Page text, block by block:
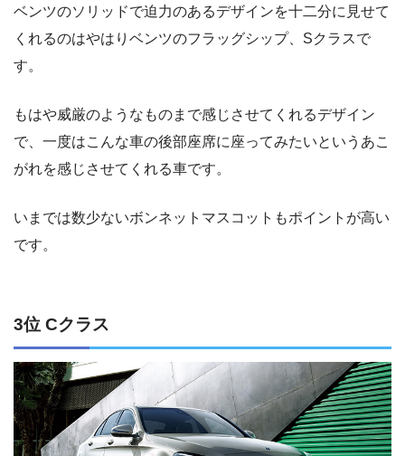
ベンツのソリッドで迫力のあるデザインを十二分に見せて
くれるのはやはりベンツのフラッグシップ、Sクラスで
す。
もはや威厳のようなものまで感じさせてくれるデザイン
で、一度はこんな車の後部座席に座ってみたいというあこ
がれを感じさせてくれる車です。
いまでは数少ないボンネットマスコットもポイントが高い
です。
3位 Cクラス